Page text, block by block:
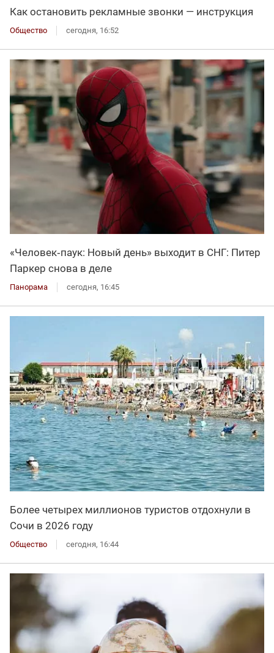
Как остановить рекламные звонки — инструкция
Общество сегодня, 16:52
«Человек‑паук: Новый день» выходит в СНГ: Питер
Паркер снова в деле
Панорама сегодня, 16:45
Более четырех миллионов туристов отдохнули в
Сочи в 2026 году
Общество сегодня, 16:44